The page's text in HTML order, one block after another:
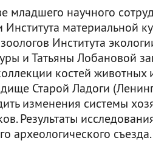
младшего научного
материальной
Института
и Татьяны Лобановой
костей животных
Старой Ладоги
изменения системы
Результаты
археологического съезда.